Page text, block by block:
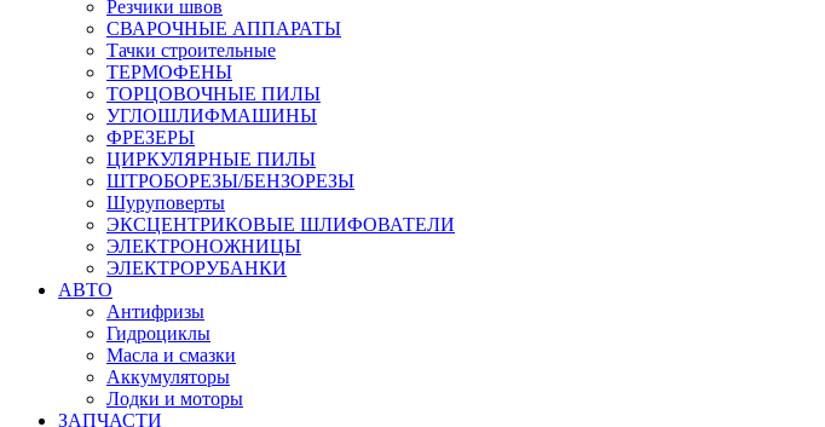
Резчики швов
СВАРОЧНЫЕ АППАРАТЫ
Тачки строительные
ТЕРМОФЕНЫ
ТОРЦОВОЧНЫЕ ПИЛЫ
УГЛОШЛИФМАШИНЫ
ФРЕЗЕРЫ
ЦИРКУЛЯРНЫЕ ПИЛЫ
ШТРОБОРЕЗЫ/БЕНЗОРЕЗЫ
Шуруповерты
ЭКСЦЕНТРИКОВЫЕ ШЛИФОВАТЕЛИ
ЭЛЕКТРОНОЖНИЦЫ
ЭЛЕКТРОРУБАНКИ
АВТО
Антифризы
Гидроциклы
Масла и смазки
Аккумуляторы
Лодки и моторы
ЗАПЧАСТИ